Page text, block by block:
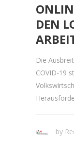
DEN
Die
COVID-19
by